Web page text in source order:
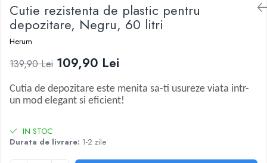
Cutie rezistenta de plastic pentru
depozitare, Negru, 60 litri
Herum
139,90 Lei 109,90 Lei
Cutia de depozitare este menita sa-ti usureze viata intr-
un mod elegant si eficient!
IN STOC
Durata de livrare: 1-2 zile